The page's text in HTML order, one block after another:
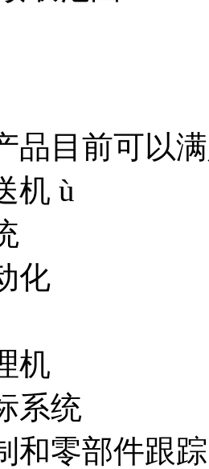
品目前可以
机 ù
化
机
系统
和零部件跟踪